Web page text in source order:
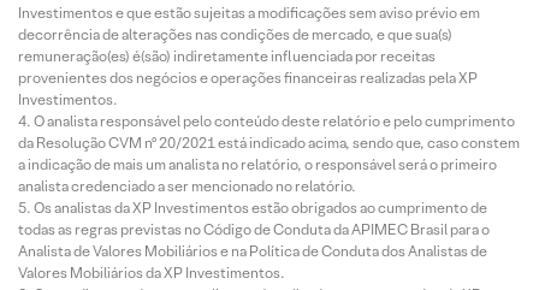
Investimentos e que estão sujeitas a modificações sem aviso prévio em
decorrência de alterações nas condições de mercado, e que sua(s)
remuneração(es) é(são) indiretamente influenciada por receitas
provenientes dos negócios e operações financeiras realizadas pela XP
Investimentos.
O analista responsável pelo conteúdo deste relatório e pelo cumprimento
da Resolução CVM nº 20/2021 está indicado acima, sendo que, caso constem
a indicação de mais um analista no relatório, o responsável será o primeiro
analista credenciado a ser mencionado no relatório.
Os analistas da XP Investimentos estão obrigados ao cumprimento de
todas as regras previstas no Código de Conduta da APIMEC Brasil para o
Analista de Valores Mobiliários e na Política de Conduta dos Analistas de
Valores Mobiliários da XP Investimentos.